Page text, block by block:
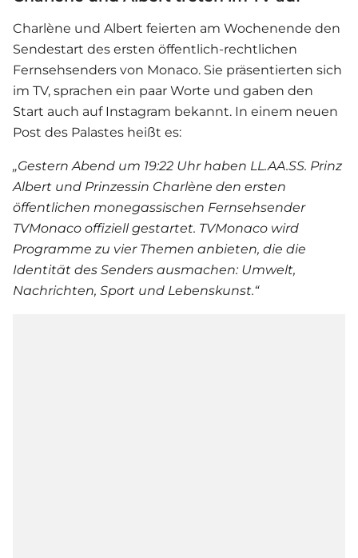
Charlène und Albert feierten am Wochenende den
Sendestart des ersten öffentlich-rechtlichen
Fernsehsenders von Monaco. Sie präsentierten sich
im TV, sprachen ein paar Worte und gaben den
Start auch auf Instagram bekannt. In einem neuen
Post des Palastes heißt es:
„Gestern Abend um 19:22 Uhr haben LL.AA.SS. Prinz
Albert und Prinzessin Charlène den ersten
öffentlichen monegassischen Fernsehsender
TVMonaco offiziell gestartet. TVMonaco wird
Programme zu vier Themen anbieten, die die
Identität des Senders ausmachen: Umwelt,
Nachrichten, Sport und Lebenskunst.“